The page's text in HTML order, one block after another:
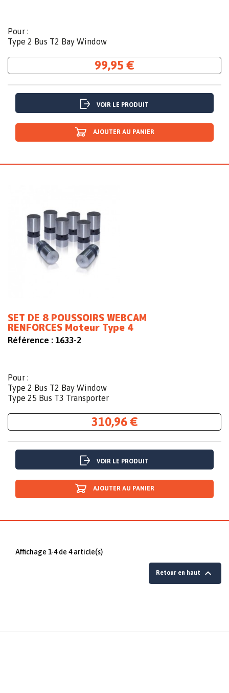
Pour :
Type 2 Bus T2 Bay Window
99,95 €
VOIR LE PRODUIT
AJOUTER AU PANIER
SET DE 8 POUSSOIRS WEBCAM
RENFORCES Moteur Type 4
Référence : 1633-2
Pour :
Type 2 Bus T2 Bay Window
Type 25 Bus T3 Transporter
310,96 €
VOIR LE PRODUIT
AJOUTER AU PANIER
Affichage 1-4 de 4 article(s)
Retour en haut 